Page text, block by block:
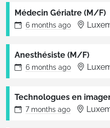
Médecin Gériatre (M/F)
6 months ago
Anesthésiste (M/F)
6 months ago
Technologues en
7 months ago